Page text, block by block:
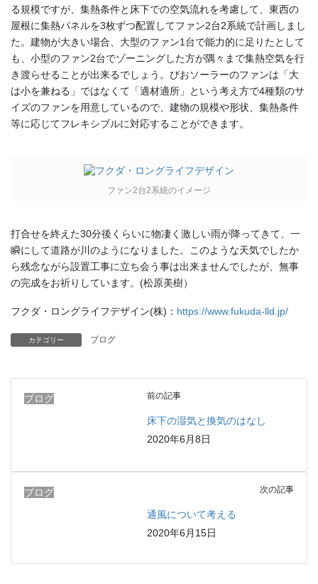
る規模ですが、集熱条件と床下での空気流れを考慮して、東西の
屋根に集熱パネルを3枚ずつ配置してファン2台2系統で計画しまし
た。建物が大きい場合、大型のファン1台で能力的に足りたとして
も、小型のファン2台でゾーニングした方が隅々まで集熱空気を行
き渡らせることが出来るでしょう。びおソーラーのファンは「大
は小を兼ねる」ではなくて「適材適所」という考え方で4種類のサ
イズのファンを用意しているので、建物の規模や形状、集熱条件
等に応じてフレキシブルに対応することができます。
ファン2台2系統のイメージ
打合せを終えた30分後くらいに物凄く激しい雨が降ってきて、一
瞬にして道路が川のようになりました。このような天気でしたか
ら残念ながら設置工事に立ち会う事は出来ませんでしたが、無事
の完成をお祈りしています。(松原美樹）
フクダ・ロングライフデザイン(株)： https://www.fukuda-lld.jp/
カテゴリー ブログ
ブログ 前の記事
床下の湿気と換気のはなし
2020年6月8日
ブログ 次の記事
通風について考える
2020年6月15日